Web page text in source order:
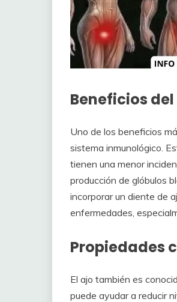
Beneficios
Uno de los beneficios
sistema inmunológico.
tienen una menor
producción de glóbulos
incorporar un diente de
enfermedades,
Propiedades
El ajo también es
puede ayudar a reducir